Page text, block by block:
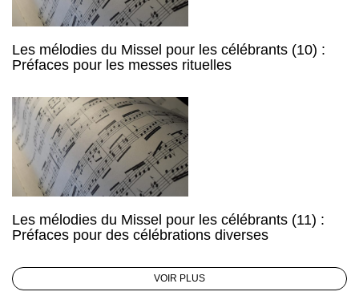
Les mélodies du Missel pour les célébrants (10) :
Préfaces pour les messes rituelles
Les mélodies du Missel pour les célébrants (11) :
Préfaces pour des célébrations diverses
VOIR PLUS